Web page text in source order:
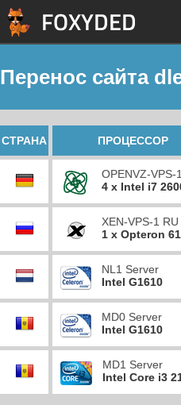
Перенос сайта
СТРАНА ПРОЦЕССОР
OPENVZ-VPS-
4 x Intel i7
XEN-VPS-1 RU
1 x Opteron
NL1 Server
Intel G1610
MD0 Server
Intel G1610
MD1 Server
Intel Core i3